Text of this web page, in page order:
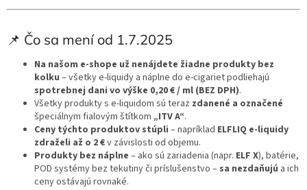
📌 Čo sa mení od 1.7.2025
Na našom e-shope už nenájdete žiadne produkty bez
kolku – všetky e-liquidy a náplne do e-cigariet podliehajú
spotrebnej dani vo výške 0,20 € / ml (BEZ DPH).
Všetky produkty s e-liquidom sú teraz zdanené a označené
špeciálnym fialovým štítkom „ITV A“.
Ceny týchto produktov stúpli – napríklad ELFLIQ e-liquidy
zdraželi až o 2 €v závislosti od objemu.
Produkty bez náplne – ako sú zariadenia (napr. ELF X), batérie,
POD systémy bez tekutiny či príslušenstvo – sa nezdaňujú a ich
ceny ostávajú rovnaké.